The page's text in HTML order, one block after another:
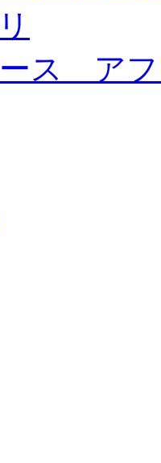
ス ア